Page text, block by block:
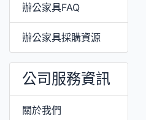
辦公家具FAQ
辦公家具採購資源
公司服務資訊
關於我們